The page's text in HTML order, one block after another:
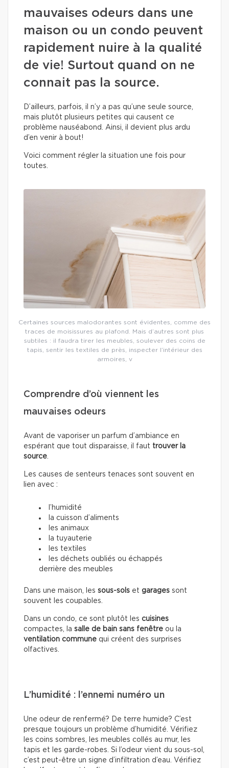
mauvaises odeurs dans une
maison ou un condo peuvent
rapidement nuire à la qualité
de vie! Surtout quand on ne
connait pas la source.
D’ailleurs, parfois, il n’y a pas qu’une seule source,
mais plutôt plusieurs petites qui causent ce
problème nauséabond. Ainsi, il devient plus ardu
d’en venir à bout!
Voici comment régler la situation une fois pour
toutes.
Certaines sources malodorantes sont évidentes, comme des
traces de moisissures au plafond. Mais d’autres sont plus
subtiles : il faudra tirer les meubles, soulever des coins de
tapis, sentir les textiles de près, inspecter l’intérieur des
armoires, v
Comprendre d’où viennent les
mauvaises odeurs
Avant de vaporiser un parfum d’ambiance en
espérant que tout disparaisse, il faut trouver la
source.
Les causes de senteurs tenaces sont souvent en
lien avec :
l’humidité
la cuisson d’aliments
les animaux
la tuyauterie
les textiles
les déchets oubliés ou échappés
derrière des meubles
Dans une maison, les sous-sols et garages sont
souvent les coupables.
Dans un condo, ce sont plutôt les cuisines
compactes, la salle de bain sans fenêtre ou la
ventilation commune qui créent des surprises
olfactives.
L’humidité : l’ennemi numéro un
Une odeur de renfermé? De terre humide? C’est
presque toujours un problème d’humidité. Vérifiez
les coins sombres, les meubles collés au mur, les
tapis et les garde-robes. Si l’odeur vient du sous-sol,
c’est peut-être un signe d’infiltration d’eau. Vérifiez